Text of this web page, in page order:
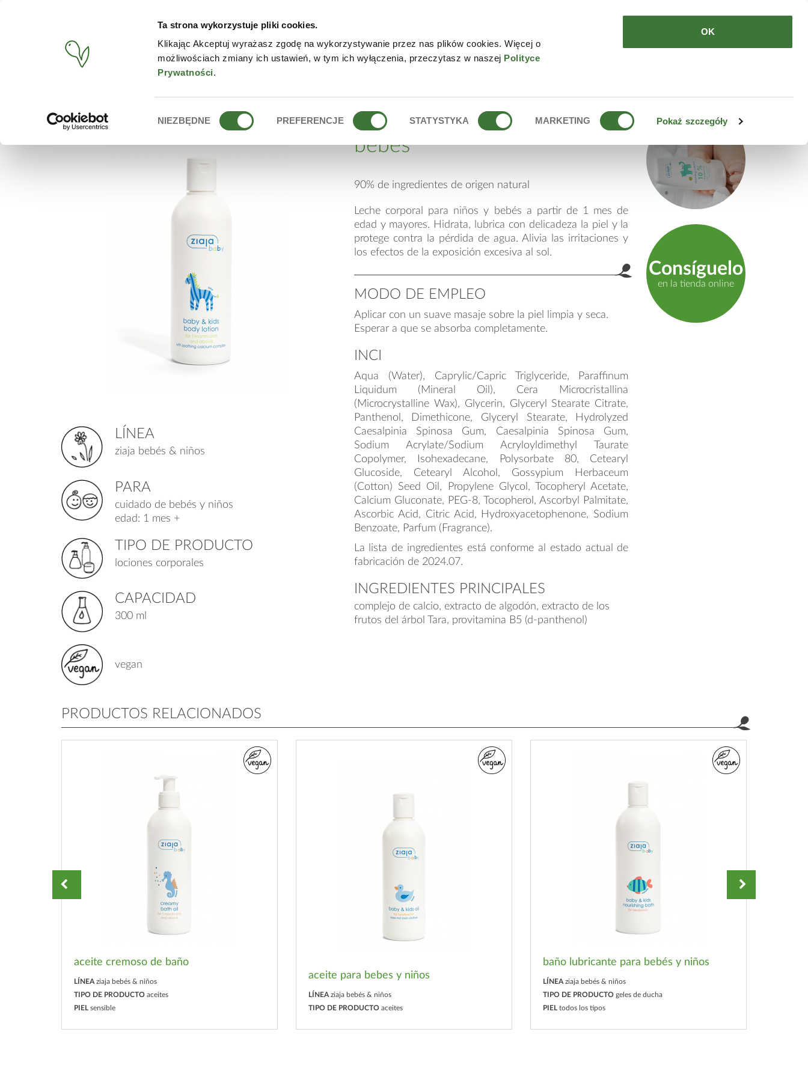
Ta strona wykorzystuje pliki cookies.
Klikając Akceptuj wyrażasz zgodę na wykorzystywanie przez nas plików cookies. Więcej o
możliwościach zmiany ich ustawień, w tym ich wyłączenia, przeczytasz w naszej Polityce
Prywatności.
zgody
NIEZBĘDNE PREFERENCJE STATYSTYKA MARKETING Pokaż szczegóły
OK
PRODUCTOS TIENDA ONLINE CONTACTO
BUSCAR ZIAJA LECHE CORPORAL PARA NIÑOS Y BEBÉS
LÍNEA
ziaja bebés & niños
PARA
cuidado de bebés y niños
edad: 1 mes +
TIPO DE PRODUCTO
lociones corporales
CAPACIDAD
300 ml
vegan
leche corporal para niños y
bebés
90% de ingredientes de origen natural
Leche corporal para niños y bebés a partir de 1 mes de
edad y mayores. Hidrata, lubrica con delicadeza la piel y la
protege contra la pérdida de agua. Alivia las irritaciones y
los efectos de la exposición excesiva al sol.
MODO DE EMPLEO
Aplicar con un suave masaje sobre la piel limpia y seca.
Esperar a que se absorba completamente.
INCI
Aqua (Water), Caprylic/Capric Triglyceride, Paraffinum
Liquidum (Mineral Oil), Cera Microcristallina
(Microcrystalline Wax), Glycerin, Glyceryl Stearate Citrate,
Panthenol, Dimethicone, Glyceryl Stearate, Hydrolyzed
Caesalpinia Spinosa Gum, Caesalpinia Spinosa Gum,
Sodium Acrylate/Sodium Acryloyldimethyl Taurate
Copolymer, Isohexadecane, Polysorbate 80, Cetearyl
Glucoside, Cetearyl Alcohol, Gossypium Herbaceum
(Cotton) Seed Oil, Propylene Glycol, Tocopheryl Acetate,
Calcium Gluconate, PEG-8, Tocopherol, Ascorbyl Palmitate,
Ascorbic Acid, Citric Acid, Hydroxyacetophenone, Sodium
Benzoate, Parfum (Fragrance).
La lista de ingredientes está conforme al estado actual de
fabricación de 2024.07.
INGREDIENTES PRINCIPALES
complejo de calcio, extracto de algodón, extracto de los
frutos del árbol Tara, provitamina B5 (d-panthenol)
product.label.guide
Consíguelo
en la tienda online
PRODUCTOS RELACIONADOS
aceite cremoso de baño
LÍNEA ziaja bebés & niños
TIPO DE PRODUCTO aceites
PIEL sensible
aceite para bebes y niños
LÍNEA ziaja bebés & niños
TIPO DE PRODUCTO aceites
baño lubricante para bebés y niños
LÍNEA ziaja bebés & niños
TIPO DE PRODUCTO geles de ducha
PIEL todos los tipos